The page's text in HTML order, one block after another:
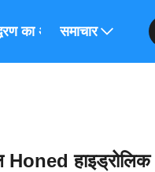
का अनुरोध करें
समाचार